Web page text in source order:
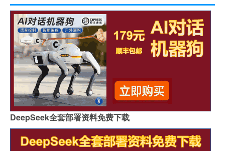
DeepSeek全套部署资料免费下载